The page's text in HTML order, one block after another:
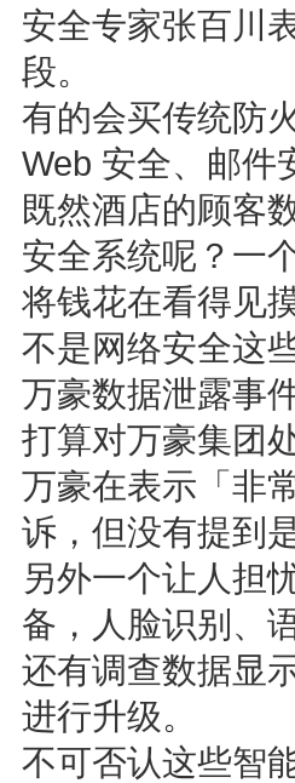
安全专家张百川
段。
有的会买传统防
Web 安全、邮件
既然酒店的顾客
安全系统呢？一
将钱花在看得见
不是网络安全这
万豪数据泄露事
打算对万豪集团
万豪在表示「非
诉，但没有提到
另外一个让人担
备，人脸识别、
还有调查数据显
进行升级。
不可否认这些智